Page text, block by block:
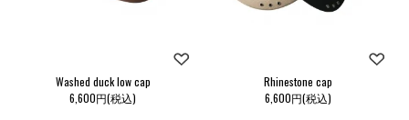
Washed duck low cap
6,600円(税込)
Rhinestone cap
6,600円(税込)